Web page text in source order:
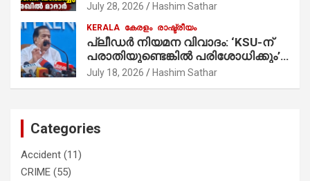
തൃക്കാക്കരയില്‍ മത്സരിച്ചത്!
മാത്രമാണ് ഉണ്ടായിരുന്നത്;
സാബുവിന്റേത് വ്യക്തിപരമായ
നേട്ടത്തിനുള്ള പാര്‍ട്ടി; ഇപ്പോള്‍
ഫോണ്‍ വിളിച്ചാല്‍ എടുക്കില്ല;
തിരഞ്ഞെടുപ്പിലെ ദുരനുഭവങ്ങള്‍
July 28, 2026 Hashim Sathar
KERALA കേരളം രാഷ്ട്രീയം
പ്ലീഡർ നിയമന വിവാദം: ‘KSU-ന്
പരാതിയുണ്ടെങ്കിൽ പരിശോധിക്കും’;
രമേശ് ചെന്നിത്തല
July 18, 2026 Hashim Sathar
Categories
Accident (11)
CRIME (55)